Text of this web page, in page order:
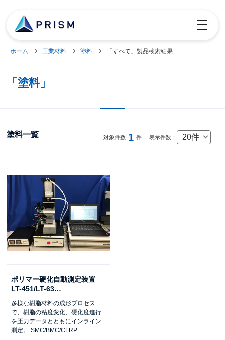
toggle
ホーム 工業材料 塗料 「すべて」製品検索結果
「塗料」
塗料一覧 対象件数 1 件 表示件数： 20件
ポリマー硬化自動測定装置
LT-451/LT-63…
多様な樹脂材料の成形プロセス
で、樹脂の粘度変化、硬化度進行
を圧力データとともにインライン
測定。 SMC/BMC/CFRP…